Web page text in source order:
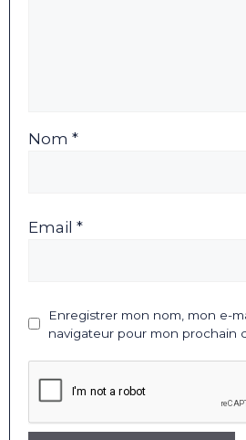
Nom *
Email *
Enregistrer mon nom, mon e-
navigateur pour mon prochain